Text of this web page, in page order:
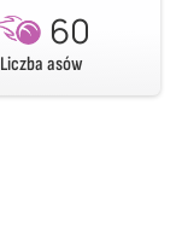
60
Liczba asów